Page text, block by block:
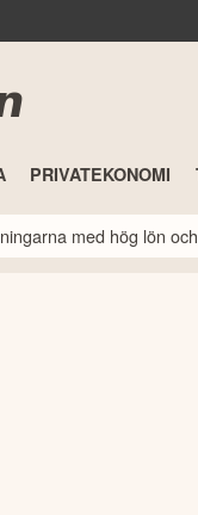
PRIVATEKONOMI
med hög lön